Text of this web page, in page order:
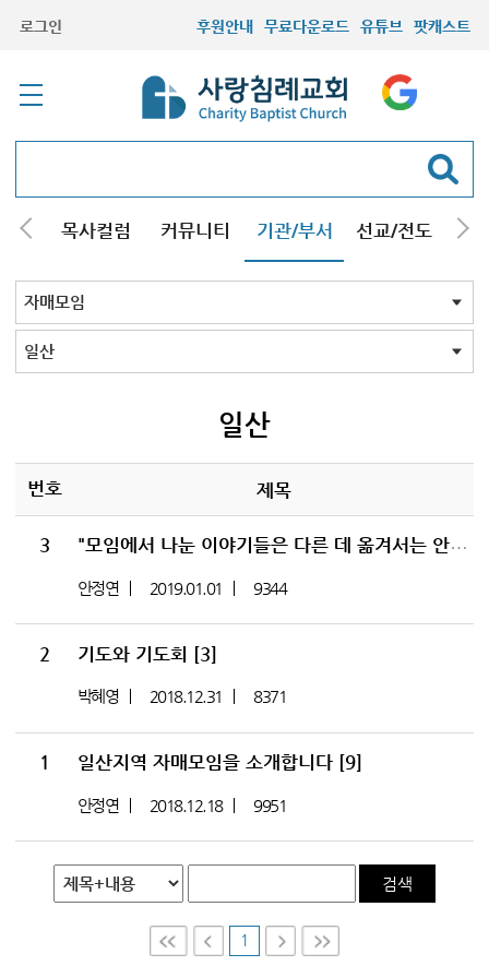
로그인 후원안내 무료다운로드 유튜브 팟캐스트
해 목사컬럼 커뮤니티 기관/부서 선교/전도 질
교회학교
청년부
청장년부
형제모임
자매모임
기타모임
어르신모임
영재과학반
신학원
자매모임 전체
교회
구리남양주
일산
일산
번호 제목
3 "모임에서 나눈 이야기들은 다른 데 옮겨서는 안 된다"(일산지역 자매모임)
안정연 2019.01.01 9344
2 기도와 기도회 [3]
박혜영 2018.12.31 8371
1 일산지역 자매모임을 소개합니다 [9]
안정연 2018.12.18 9951
검색
1